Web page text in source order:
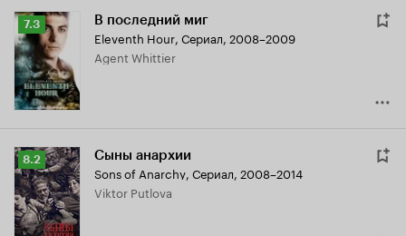
Рейтинг
Кинопоиска
7.3
7.3 В последний миг
Eleventh Hour, Сериал, 2008–2009
Agent Whittier
Рейтинг
Кинопоиска
8.2
8.2 Сыны анархии
Sons of Anarchy, Сериал, 2008–2014
Viktor Putlova